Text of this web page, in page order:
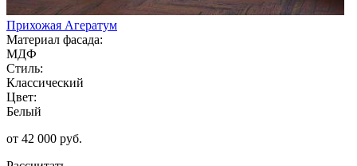
Прихожая Агератум
Материал фасада:
МДФ
Стиль:
Классический
Цвет:
Белый
от 42 000 руб.